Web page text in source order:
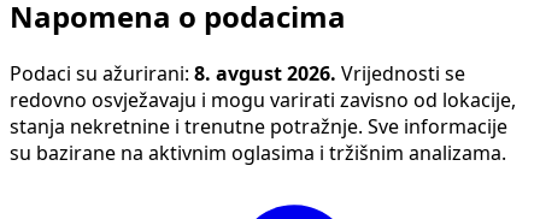
Napomena o podacima
Podaci su ažurirani: 8. avgust 2026. Vrijednosti se
redovno osvježavaju i mogu varirati zavisno od lokacije,
stanja nekretnine i trenutne potražnje. Sve informacije
su bazirane na aktivnim oglasima i tržišnim analizama.